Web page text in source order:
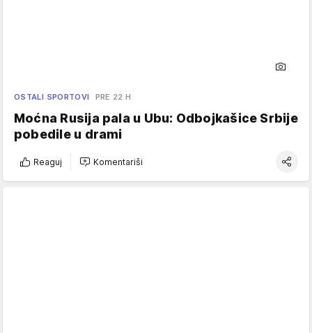
OSTALI SPORTOVI PRE 22 H
Moćna Rusija pala u Ubu: Odbojkašice Srbije
pobedile u drami
Reaguj Komentariši